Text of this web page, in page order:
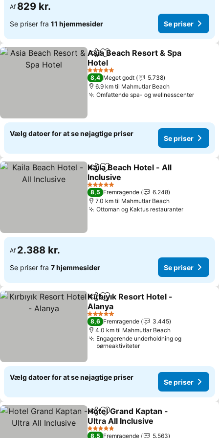
Af 829 kr.
Se priser fra 11 hjemmesider Se priser
Del Føj til favoritter
Asia Beach Resort & Spa
Hotel
Se priser
5 Stjerner
8,4 Meget godt
5.738
6.9 km til Mahmutlar Beach
Omfattende spa- og wellnesscenterSe
Vælg datoer for at se nøjagtige priser
Se priser
Del Føj til favoritter
Kaila Beach Hotel - All
Inclusive
Se priser
5 Stjerner
8,5 Fremragende
6.248
7.0 km til Mahmutlar Beach
Ottoman og Kaktus restauranterSe priser
Af 2.388 kr.
Se priser fra 7 hjemmesider Se priser
Del Føj til favoritter
Kırbıyık Resort Hotel -
Alanya
Se priser
5 Stjerner
8,6 Fremragende
3.445
4.0 km til Mahmutlar Beach
Engagerende underholdning og
børneaktiviteter
Vælg datoer for at se nøjagtige priser
Se priser
Del Føj til favoritter
Hotel Grand Kaptan -
Ultra All Inclusive
Se priser
5 Stjerner
8,5 Fremragende 5.563